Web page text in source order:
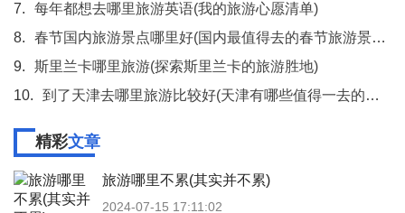
7.
每年都想去哪里旅游英语(我的旅游心愿清单)
8.
春节国内旅游景点哪里好(国内最值得去的春节旅游景点TOP6)
9.
斯里兰卡哪里旅游(探索斯里兰卡的旅游胜地)
10.
到了天津去哪里旅游比较好(天津有哪些值得一去的景点)
精彩文章
旅游哪里不累(其实并不累)
2024-07-15 17:11:02